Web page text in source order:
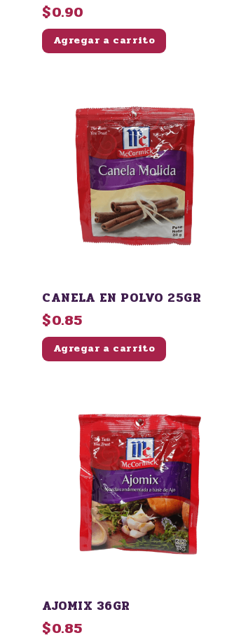
$0.90
Agregar a carrito
CANELA EN POLVO 25GR
$0.85
Agregar a carrito
AJOMIX 36GR
$0.85